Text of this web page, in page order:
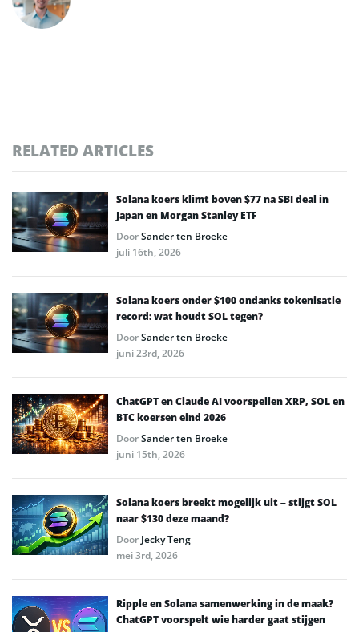
RELATED ARTICLES
Solana koers klimt boven $77 na SBI deal in
Japan en Morgan Stanley ETF
DoorSander ten Broeke
juli 16th, 2026
Solana koers onder $100 ondanks tokenisatie
record: wat houdt SOL tegen?
DoorSander ten Broeke
juni 23rd, 2026
ChatGPT en Claude AI voorspellen XRP, SOL en
BTC koersen eind 2026
DoorSander ten Broeke
juni 15th, 2026
Solana koers breekt mogelijk uit – stijgt SOL
naar $130 deze maand?
Door Jecky Teng
mei 3rd, 2026
Ripple en Solana samenwerking in de maak?
ChatGPT voorspelt wie harder gaat stijgen